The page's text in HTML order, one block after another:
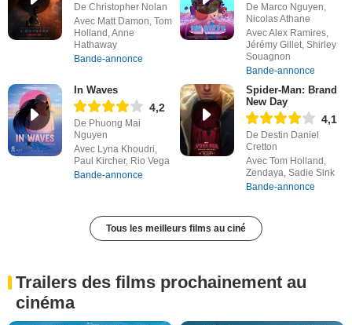
De Christopher Nolan
Avec Matt Damon, Tom
Holland, Anne
Hathaway
Bande-annonce
De Marco Nguyen,
Nicolas Athane
Avec Alex Ramires,
Jérémy Gillet, Shirley
Souagnon
Bande-annonce
In Waves
4,2
De Phuong Mai
Nguyen
Avec Lyna Khoudri,
Paul Kircher, Rio Vega
Bande-annonce
Spider-Man: Brand
New Day
4,1
De Destin Daniel
Cretton
Avec Tom Holland,
Zendaya, Sadie Sink
Bande-annonce
Tous les meilleurs films au ciné
Trailers des films prochainement au
cinéma